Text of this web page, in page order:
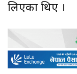
लिएका थिए ।